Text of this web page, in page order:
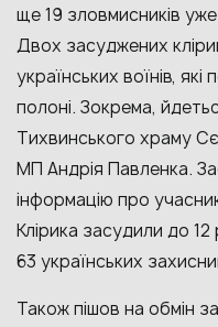
ще 19 зловмисників
Двох засуджених
українських воїнів,
полоні. Зокрема,
Тихвинського храму
МП Андрія Павленка.
інформацію про
Клірика засудили до 12
63 українських
Також пішов на обмін